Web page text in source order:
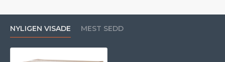
NYLIGEN VISADE MEST SEDD